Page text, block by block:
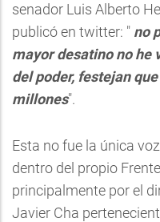
senador Luis Alberto
publicó en twitter: " no
mayor desatino no he
del poder, festejan
millones".
Esta no fue la única
dentro del propio
principalmente por el
Javier Cha